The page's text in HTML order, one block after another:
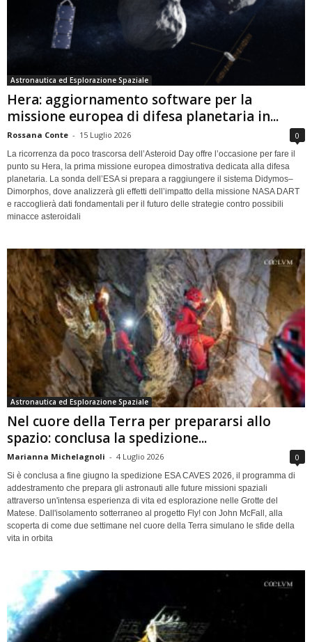
Astronautica ed Esplorazione Spaziale
Hera: aggiornamento software per la
missione europea di difesa planetaria in...
Rossana Conte - 15 Luglio 2026 0
La ricorrenza da poco trascorsa dell’Asteroid Day offre l’occasione per fare il
punto su Hera, la prima missione europea dimostrativa dedicata alla difesa
planetaria. La sonda dell’ESA si prepara a raggiungere il sistema Didymos–
Dimorphos, dove analizzerà gli effetti dell’impatto della missione NASA DART
e raccoglierà dati fondamentali per il futuro delle strategie contro possibili
minacce asteroidali
Astronautica ed Esplorazione Spaziale
Nel cuore della Terra per prepararsi allo
spazio: conclusa la spedizione...
Marianna Michelagnoli - 4 Luglio 2026 0
Si è conclusa a fine giugno la spedizione ESA CAVES 2026, il programma di
addestramento che prepara gli astronauti alle future missioni spaziali
attraverso un'intensa esperienza di vita ed esplorazione nelle Grotte del
Matese. Dall'isolamento sotterraneo al progetto Fly! con John McFall, alla
scoperta di come due settimane nel cuore della Terra simulano le sfide della
vita in orbita